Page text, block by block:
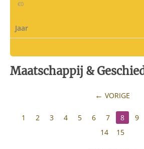
‎€0
Jaar
Maatschappij &
VORIGE
1 2 3 4 5 6 7 8 9
14
15